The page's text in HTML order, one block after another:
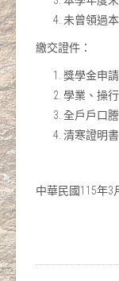
未曾領過
繳交證件：
獎學金申
學業、操
全戶戶口
清寒證明
中華民國115年3